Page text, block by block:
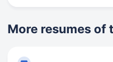
More resumes of